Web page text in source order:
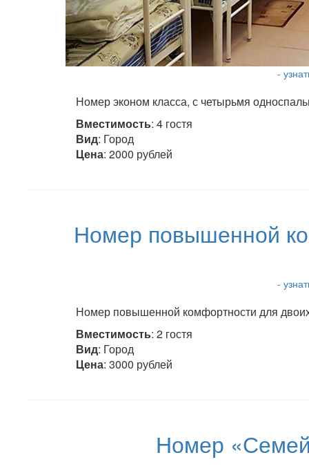
-
Номер эконом класса, с четырьмя
Вместимость: 4 гостя
Вид: Город
Цена: 2000 рублей
Номер повышенной
-
Номер повышенной комфортности для
Вместимость: 2 гостя
Вид: Город
Цена: 3000 рублей
Номер